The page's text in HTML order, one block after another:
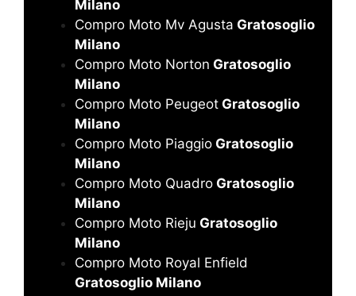
Milano
Compro Moto Mv Agusta Gratosoglio
Milano
Compro Moto Norton Gratosoglio
Milano
Compro Moto Peugeot Gratosoglio
Milano
Compro Moto Piaggio Gratosoglio
Milano
Compro Moto Quadro Gratosoglio
Milano
Compro Moto Rieju Gratosoglio
Milano
Compro Moto Royal Enfield
Gratosoglio Milano